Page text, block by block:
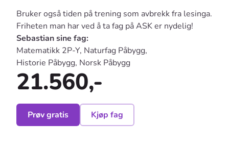
Bruker også tiden på trening som avbrekk fra lesinga.
Friheten man har ved å ta fag på ASK er nydelig!
Sebastian sine fag:
Matematikk 2P-Y, Naturfag Påbygg,
Historie Påbygg, Norsk Påbygg
21.560,-
Prøv gratis Kjøp fag